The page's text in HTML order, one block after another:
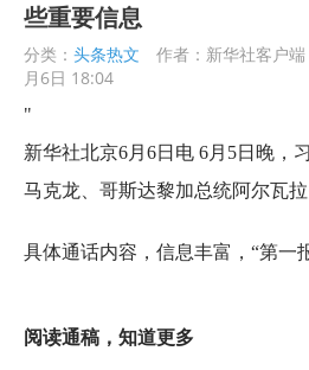
些重要信息
分类： 头条热文 作者：新华社客户端
月6日 18:04
"
新华社北京6月6日电 6月5日晚，
马克龙、哥斯达黎加总统阿尔瓦拉
具体通话内容，信息丰富，“第
阅读通稿，知道更多